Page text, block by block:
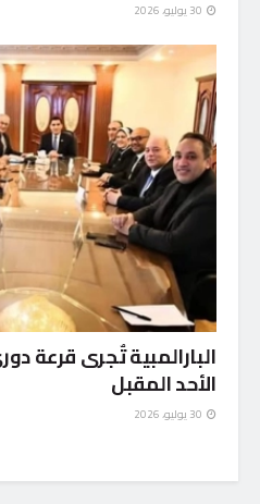
البارالمبية تٌجرى قرعة
الأحد المقبل